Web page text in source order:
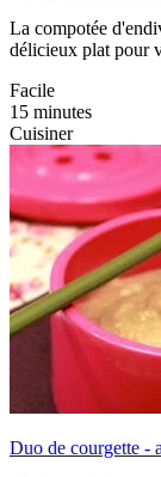
La compotée
délicieux plat pour
Facile
15 minutes
Cuisiner
Duo de courgette -